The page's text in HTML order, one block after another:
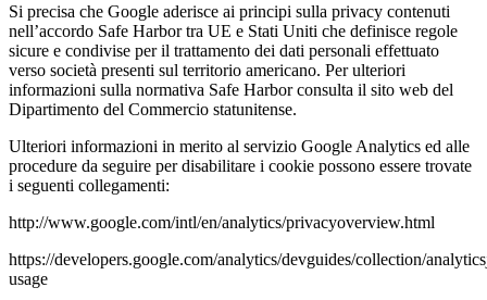
Si precisa che Google aderisce ai principi sulla privacy contenuti
nell’accordo Safe Harbor tra UE e Stati Uniti che definisce regole
sicure e condivise per il trattamento dei dati personali effettuato
verso società presenti sul territorio americano. Per ulteriori
informazioni sulla normativa Safe Harbor consulta il sito web del
Dipartimento del Commercio statunitense.
Ulteriori informazioni in merito al servizio Google Analytics ed alle
procedure da seguire per disabilitare i cookie possono essere trovate
i seguenti collegamenti:
http://www.google.com/intl/en/analytics/privacyoverview.html
https://developers.google.com/analytics/devguides/collection/
usage